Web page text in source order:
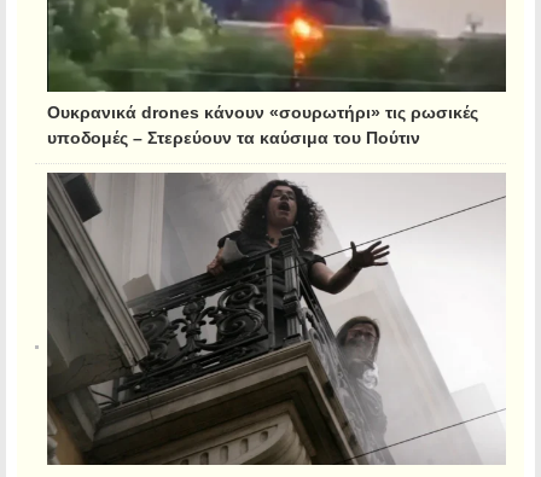
Ουκρανικά drones κάνουν «σουρωτήρι» τις ρωσικές
υποδομές – Στερεύουν τα καύσιμα του Πούτιν